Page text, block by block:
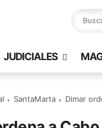
JUDICIALES
SantaMarta Dimar